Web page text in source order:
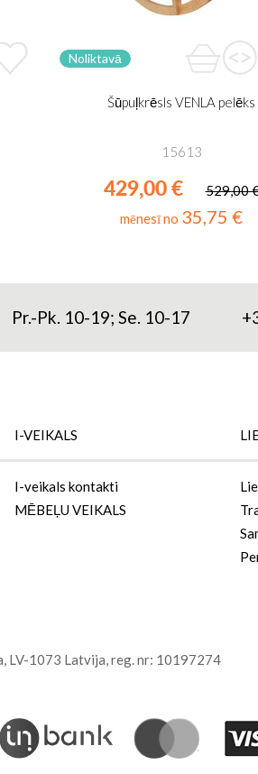
Noliktavā
Šūpuļkrēsls VENLA pelēks
15613
429,00 €
529,00
mēnesī no 35,75 €
Pr.-Pk. 10-19; Se. 10-17
I-VEIKALS
I-veikals kontakti
MĒBEĻU VEIKALS
LV-1073 Latvija, reg. nr: 10197274